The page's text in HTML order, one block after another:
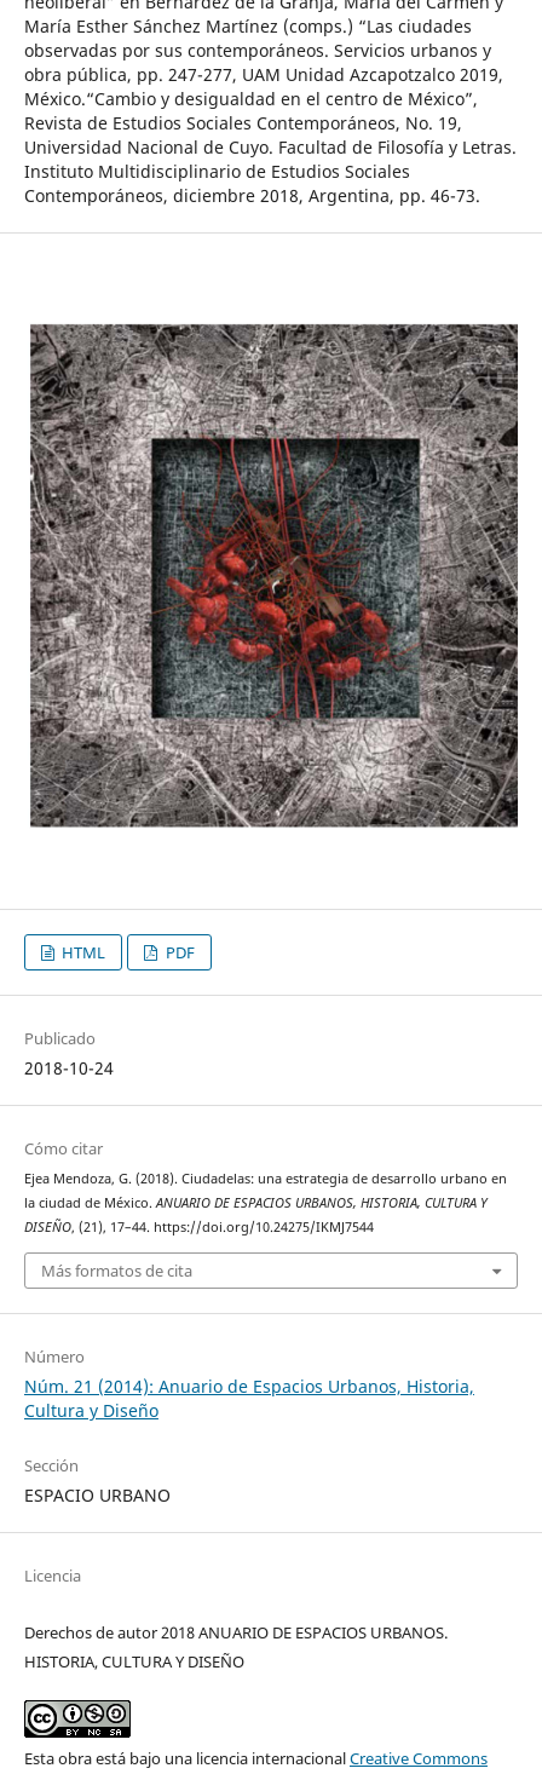
María Esther Sánchez Martínez (comps.) “Las ciudades
observadas por sus contemporáneos. Servicios urbanos y
obra pública, pp. 247-277, UAM Unidad Azcapotzalco 2019,
México.“Cambio y desigualdad en el centro de México”,
Revista de Estudios Sociales Contemporáneos, No. 19,
Universidad Nacional de Cuyo. Facultad de Filosofía y Letras.
Instituto Multidisciplinario de Estudios Sociales
Contemporáneos, diciembre 2018, Argentina, pp. 46-73.
HTML PDF
Publicado
2018-10-24
Cómo citar
Ejea Mendoza, G. (2018). Ciudadelas: una estrategia de desarrollo urbano en
la ciudad de México.ANUARIO DE ESPACIOS URBANOS, HISTORIA, CULTURA Y
DISEÑO, (21), 17–44. https://doi.org/10.24275/IKMJ7544
Más formatos de cita
Número
Núm. 21 (2014): Anuario de Espacios Urbanos, Historia,
Cultura y Diseño
Sección
ESPACIO URBANO
Licencia
Derechos de autor 2018 ANUARIO DE ESPACIOS URBANOS.
HISTORIA, CULTURA Y DISEÑO
Esta obra está bajo una licencia internacionalCreative Commons